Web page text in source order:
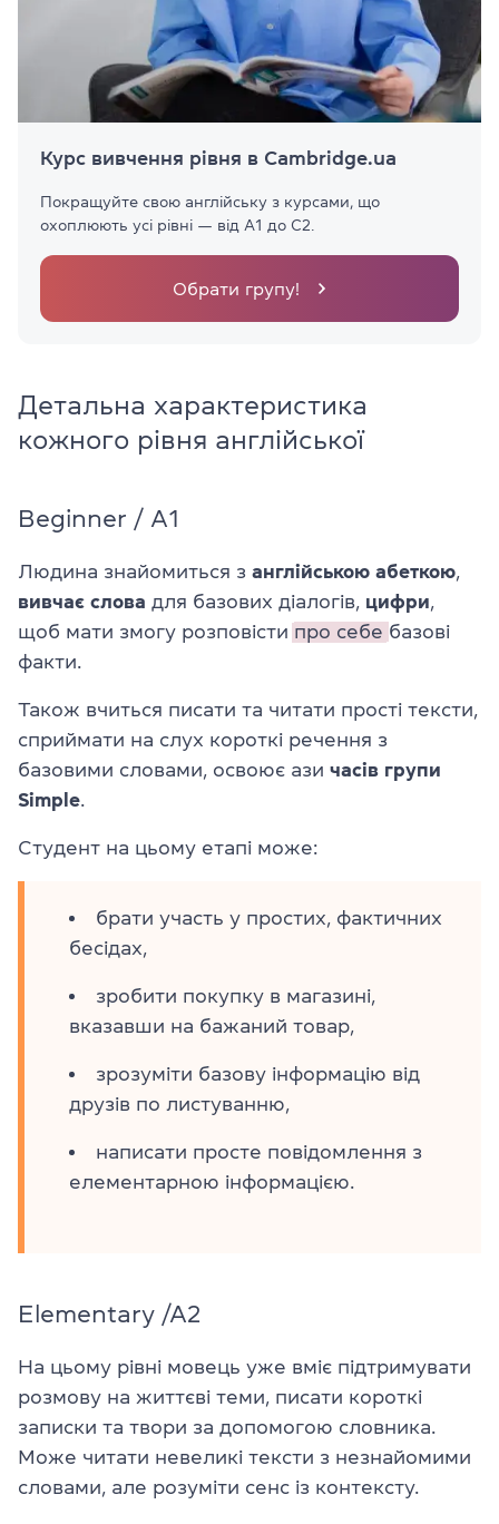
Курс вивчення рівня в Cambridge.ua
Покращуйте свою англійську з курсами, що
охоплюють усі рівні — від A1 до C2.
Обрати групу!
Детальна характеристика
кожного рівня англійської
Beginner / A1
Людина знайомиться з англійською абеткою,
вивчає слова для базових діалогів, цифри,
щоб мати змогу розповісти про себе базові
факти.
Також вчиться писати та читати прості тексти,
сприймати на слух короткі речення з
базовими словами, освоює ази часів групи
Simple.
Студент на цьому етапі може:
брати участь у простих, фактичних
бесідах,
зробити покупку в магазині,
вказавши на бажаний товар,
зрозуміти базову інформацію від
друзів по листуванню,
написати просте повідомлення з
елементарною інформацією.
Elementary /A2
На цьому рівні мовець уже вміє підтримувати
розмову на життєві теми, писати короткі
записки та твори за допомогою словника.
Може читати невеликі тексти з незнайомими
словами, але розуміти сенс із контексту.